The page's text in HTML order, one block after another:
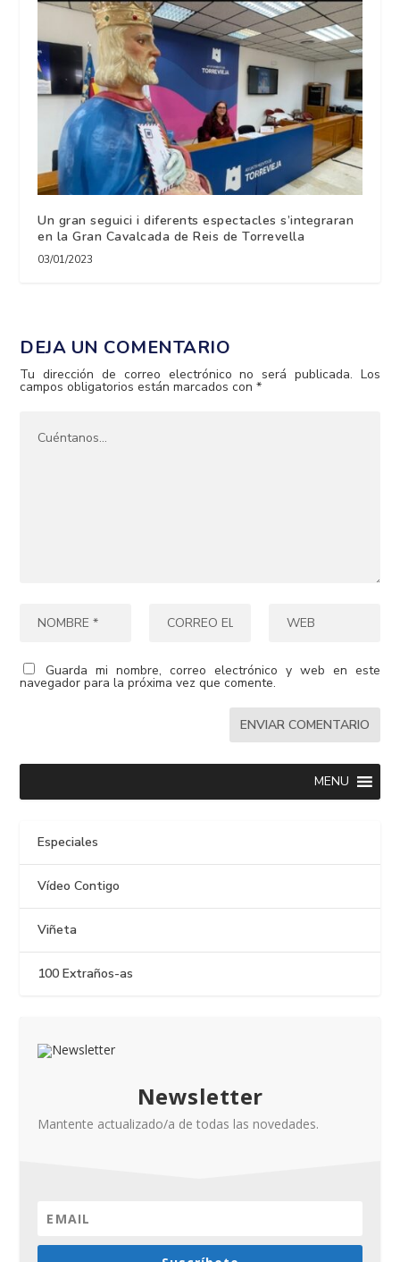
Un gran seguici i diferents espectacles s’integraran
en la Gran Cavalcada de Reis de Torrevella
03/01/2023
DEJA UN COMENTARIO
Tu dirección de correo electrónico no será publicada. Los
campos obligatorios están marcados con*
Guarda mi nombre, correo electrónico y web en este
navegador para la próxima vez que comente.
MENU
Especiales
Vídeo Contigo
Viñeta
100 Extraños-as
Newsletter
Mantente actualizado/a de todas las novedades.